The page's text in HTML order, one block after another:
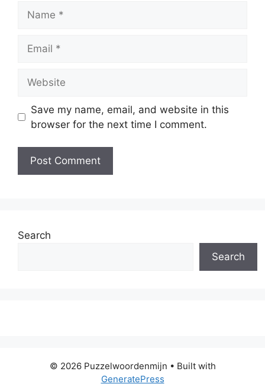
Save my name, email, and website in this
browser for the next time I comment.
Search
Search
© 2026 Puzzelwoordenmijn • Built with
GeneratePress